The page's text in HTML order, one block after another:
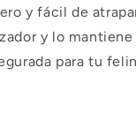
y fácil de
y lo mantiene
para tu